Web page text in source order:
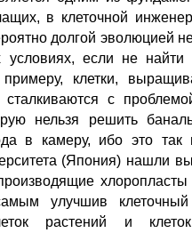
в клеточной
долгой эволюцией
условиях, если не найти
клетки,
сталкиваются с
нельзя решить
в камеру, ибо это так
(Япония) нашли
улучшив
растений и